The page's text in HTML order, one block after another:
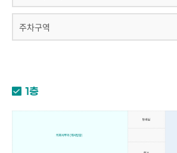
주차구역
1층